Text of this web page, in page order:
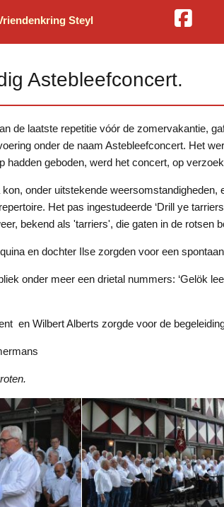
Steyl
Astebleefconcert.
de laatste repetitie vóór de zomervakantie,
onder de naam Astebleefconcert. Het
hadden geboden, werd het concert, op
onder uitstekende
Het pas ingestudeerde ‘Drill ye
bekend als 'tarriers', die gaten in de rotsen
en dochter Ilse zorgden voor een
onder meer een drietal nummers: ‘Gelök
en Wilbert Alberts zorgde voor de